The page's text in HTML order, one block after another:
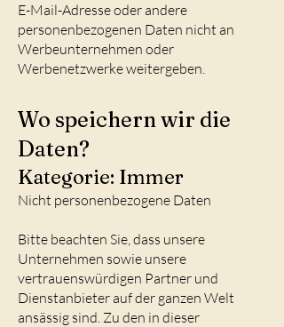
E-Mail-Adresse oder andere
personenbezogenen Daten nicht an
Werbeunternehmen oder
Werbenetzwerke weitergeben.
Wo speichern wir die
Daten?
Kategorie: Immer
Nicht personenbezogene Daten
Bitte beachten Sie, dass unsere
Unternehmen sowie unsere
vertrauenswürdigen Partner und
Dienstanbieter auf der ganzen Welt
ansässig sind. Zu den in dieser